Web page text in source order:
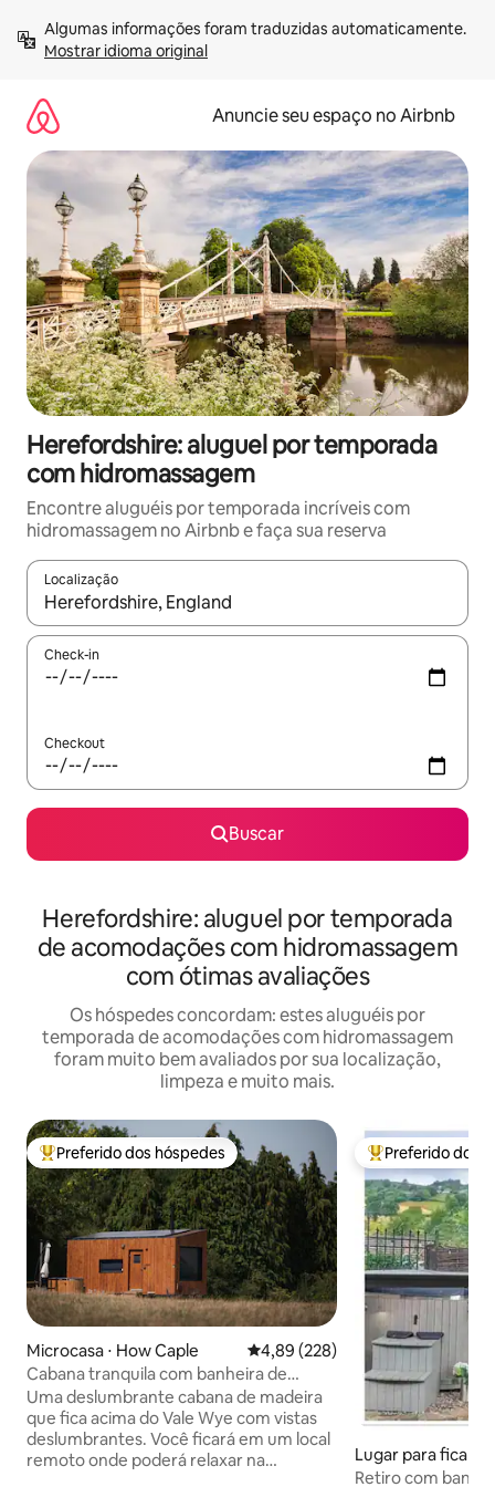
para
Mostrar idioma original
Anuncie seu espaço no Airbnb
Herefordshire: aluguel por temporada
com hidromassagem
Encontre aluguéis por temporada incríveis com
hidromassagem no Airbnb e faça sua reserva
Localização
Quando os resultados estiverem disponíveis, explore-os
Check-in
Checkout
Buscar
Herefordshire: aluguel por temporada
de acomodações com hidromassagem
com ótimas avaliações
Os hóspedes concordam: estes aluguéis por
temporada de acomodações com hidromassagem
foram muito bem avaliados por sua localização,
limpeza e muito mais.
Entre os melhores preferidos dos hóspedes
Preferido dos hóspedes
Microcasa ⋅ How Caple 4,89 de uma avaliação média de
4,89 (228)
Cabana tranquila com banheira de
hidromassagem e vistas de tirar o fôlego
Uma deslumbrante cabana de madeira
que fica acima do Vale Wye com vistas
deslumbrantes. Você ficará em um local
remoto onde poderá relaxar na
Entre os
Preferido dos
Lugar para ficar ⋅
Retiro com